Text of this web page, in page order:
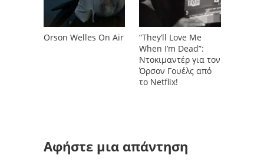
Orson Welles On Air
“They’ll Love Me
When I’m Dead”:
Ντοκιμαντέρ για τον
Όρσον Γουέλς από
το Netflix!
Αφήστε μια απάντηση